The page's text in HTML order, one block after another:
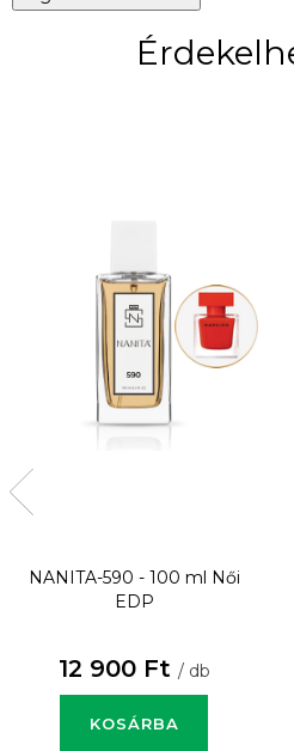
NANITA-590 - 100 ml
Női
EDP
12 900 Ft / db
KOSÁRBA